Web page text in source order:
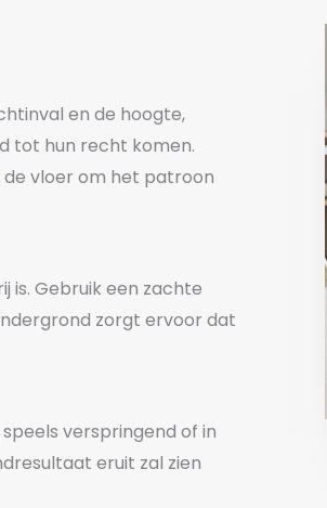
en de hoogte,
tot hun recht komen.
de vloer om het patroon
is. Gebruik een zachte
zorgt ervoor dat
verspringend of in
eruit zal zien